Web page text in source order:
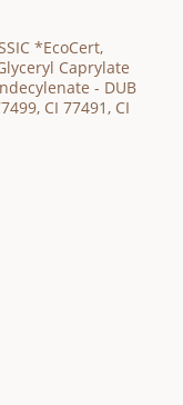
*EcoCert,
Caprylate
- DUB
CI 77491, CI